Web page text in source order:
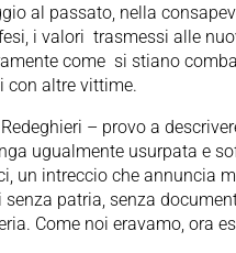
al passato, nella
i valori trasmessi alle
come si stiano
con altre vittime.
– provo a
ugualmente usurpata e
un intreccio che annuncia
patria, senza
Come noi eravamo, ora